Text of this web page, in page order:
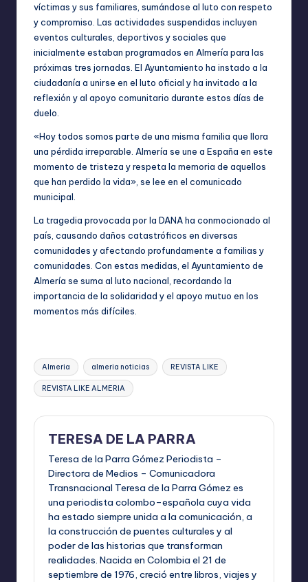
víctimas y sus familiares, sumándose al luto con respeto
y compromiso. Las actividades suspendidas incluyen
eventos culturales, deportivos y sociales que
inicialmente estaban programados en Almería para las
próximas tres jornadas. El Ayuntamiento ha instado a la
ciudadanía a unirse en el luto oficial y ha invitado a la
reflexión y al apoyo comunitario durante estos días de
duelo.
«Hoy todos somos parte de una misma familia que llora
una pérdida irreparable. Almería se une a España en este
momento de tristeza y respeta la memoria de aquellos
que han perdido la vida», se lee en el comunicado
municipal.
La tragedia provocada por la DANA ha conmocionado al
país, causando daños catastróficos en diversas
comunidades y afectando profundamente a familias y
comunidades. Con estas medidas, el Ayuntamiento de
Almería se suma al luto nacional, recordando la
importancia de la solidaridad y el apoyo mutuo en los
momentos más difíciles.
Etiquetas:
Almeria almeria noticias REVISTA LIKE
REVISTA LIKE ALMERIA
TERESA DE LA PARRA
Teresa de la Parra Gómez Periodista –
Directora de Medios – Comunicadora
Transnacional Teresa de la Parra Gómez es
una periodista colombo–española cuya vida
ha estado siempre unida a la comunicación, a
la construcción de puentes culturales y al
poder de las historias que transforman
realidades. Nacida en Colombia el 21 de
septiembre de 1976, creció entre libros, viajes y